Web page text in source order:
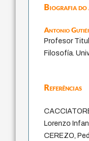
Biografia
Antonio
Profesor
Filosofía.
Referências
Lorenzo
CEREZO,